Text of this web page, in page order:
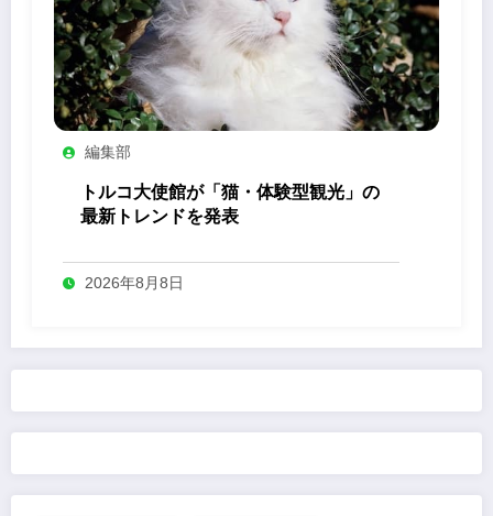
編集部
トルコ大使館が「猫・体験型観光」の
最新トレンドを発表
2026年8月8日